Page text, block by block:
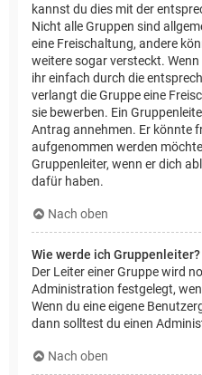
kannst du dies mit der
Nicht alle Gruppen sind
eine Freischaltung, andere
weitere sogar versteckt.
ihr einfach durch die
verlangt die Gruppe eine
sie bewerben. Ein
Antrag annehmen. Er könnte
aufgenommen werden
Gruppenleiter, wenn er dich
dafür haben.
Nach oben
Wie werde ich Gruppenleiter?
Der Leiter einer Gruppe wird
Administration festgelegt,
Wenn du eine eigene
dann solltest du einen
Nach oben